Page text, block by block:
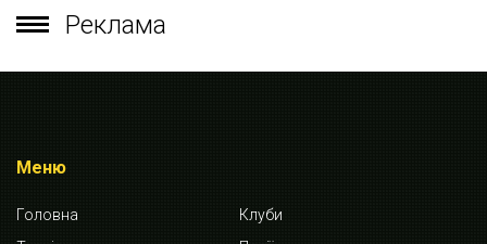
Реклама
Меню
Головна
Клуби